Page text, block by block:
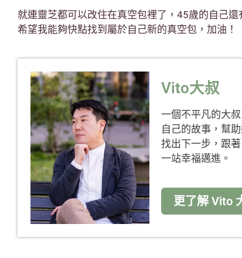
就連靈芝都可以改住在真空包裡了，45歲的自己還
希望我能夠快點找到屬於自己新的真空包，加油！
Vito大叔
一個不平凡的大
自己的故事，幫
找出下一步，跟
一站幸福邁進。
更了解 Vito